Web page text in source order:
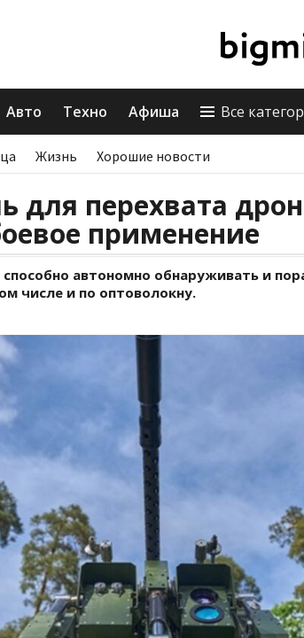
Авто Техно Афиша Все
Жизнь Хорошие новости
для перехвата
применение
автономно обнаруживать и
числе и по оптоволокну.